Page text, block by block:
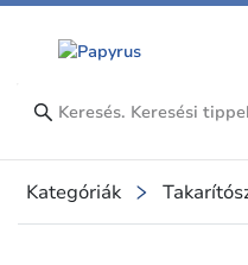
Kategóriák